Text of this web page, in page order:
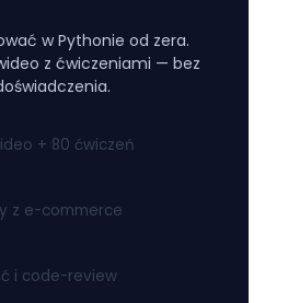
w Pythonie od zera.
z ćwiczeniami — bez
+ 80 ćwiczeń
z e-commerce
i code-review